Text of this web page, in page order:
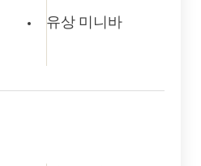
유상 미니바